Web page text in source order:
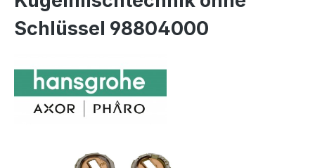
Schlüssel 98804000
Bildergalerie überspringen